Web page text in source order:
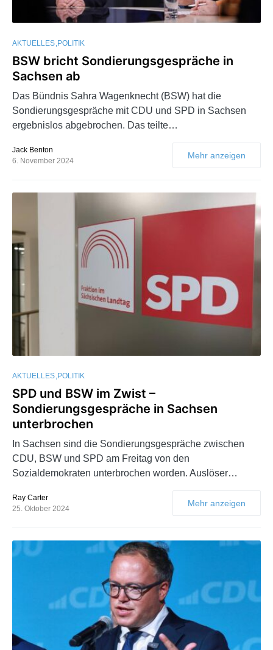
AKTUELLES POLITIK
BSW bricht Sondierungsgespräche in
Sachsen ab
Das Bündnis Sahra Wagenknecht (BSW) hat die
Sondierungsgespräche mit CDU und SPD in Sachsen
ergebnislos abgebrochen. Das teilte…
Jack Benton
6. November 2024
Mehr anzeigen
AKTUELLES POLITIK
SPD und BSW im Zwist –
Sondierungsgespräche in Sachsen
unterbrochen
In Sachsen sind die Sondierungsgespräche zwischen
CDU, BSW und SPD am Freitag von den
Sozialdemokraten unterbrochen worden. Auslöser…
Ray Carter
25. Oktober 2024
Mehr anzeigen